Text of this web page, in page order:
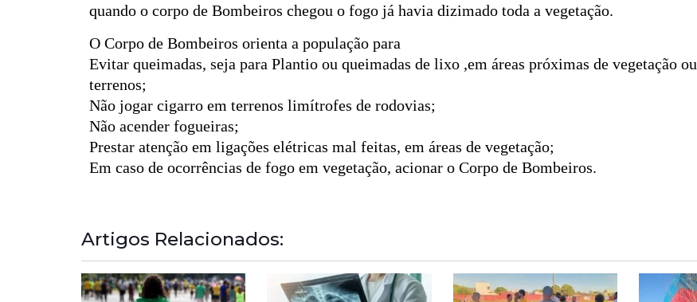
quando o corpo de Bombeiros chegou o fogo já havia dizimado toda a vegetação.
O Corpo de Bombeiros orienta a população para
Evitar queimadas, seja para Plantio ou queimadas de lixo ,em áreas próximas de vegetação ou
terrenos;
Não jogar cigarro em terrenos limítrofes de rodovias;
Não acender fogueiras;
Prestar atenção em ligações elétricas mal feitas, em áreas de vegetação;
Em caso de ocorrências de fogo em vegetação, acionar o Corpo de Bombeiros.
Artigos Relacionados: